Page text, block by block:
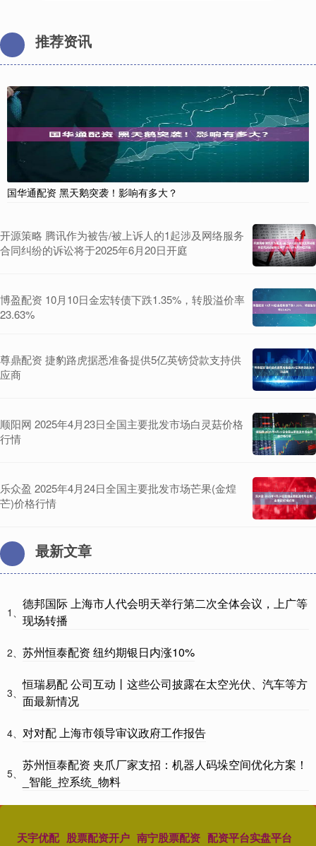
推荐资讯
国华通配资 黑天鹅突袭！影响有多大？
开源策略 腾讯作为被告/被上诉人的1起涉及网络服务
合同纠纷的诉讼将于2025年6月20日开庭
博盈配资 10月10日金宏转债下跌1.35%，转股溢价率
23.63%
尊鼎配资 捷豹路虎据悉准备提供5亿英镑贷款支持供
应商
顺阳网 2025年4月23日全国主要批发市场白灵菇价格
行情
乐众盈 2025年4月24日全国主要批发市场芒果(金煌
芒)价格行情
最新文章
1、
德邦国际 上海市人代会明天举行第二次全体会议，上广等
现场转播
2、 苏州恒泰配资 纽约期银日内涨10%
3、
恒瑞易配 公司互动丨这些公司披露在太空光伏、汽车等方
面最新情况
4、 对对配 上海市领导审议政府工作报告
5、
苏州恒泰配资 夹爪厂家支招：机器人码垛空间优化方案！
_智能_控系统_物料
天宇优配 股票配资开户 南宁股票配资 配资平台实盘平台